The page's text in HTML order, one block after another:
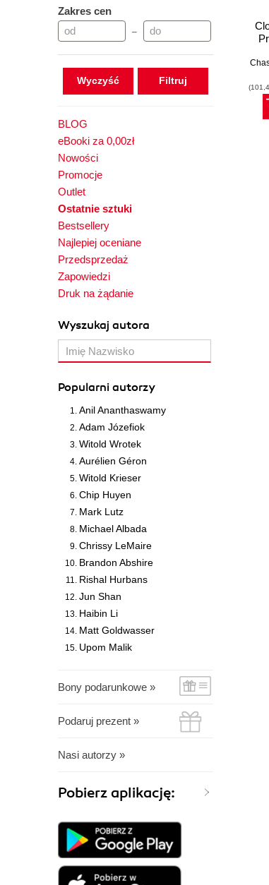
Zakres cen
–
Wyczyść
BLOG
eBooki za 0,00zł
Nowości
Promocje
Outlet
Ostatnie sztuki
Bestsellery
Najlepiej oceniane
Przedsprzedaż
Zapowiedzi
Druk na żądanie
Wyszukaj autora
Popularni autorzy
Anil Ananthaswamy
Adam Józefiok
Witold Wrotek
Aurélien Géron
Witold Krieser
Chip Huyen
Mark Lutz
Michael Albada
Chrissy LeMaire
Brandon Abshire
Rishal Hurbans
Jun Shan
Haibin Li
Matt Goldwasser
Upom Malik
Bony podarunkowe »
Podaruj prezent »
Nasi autorzy »
Pobierz aplikację: